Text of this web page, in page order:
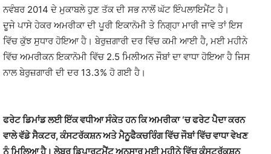
ਨਵੰਬਰ 2014 ਦੇ ਮੁਕਾਬਲੇ ਹੁਣ ਤੱਕ ਦੀ ਸਭ ਨਾਲੋਂ ਘੱਟ ਇੰਪਲਾਇਮੈਂਟ ਹੈ।
ਦੂਜੇ ਪਾਸੇ ਹੇਕਰ ਅਮਰੀਕਾ ਦੀ ਪੂਰੀ ਇਕਾਨੋਮੀ ਤੇ ਨਿਗ੍ਹਾ ਮਾਰੀ ਜਾਵੇ ਤਾਂ ਇਸ
ਵਿੱਚ ਕੁੱਝ ਸੁਧਾਰ ਹੋਇਆ ਹੈ। ਬੇਰੁਜ਼ਗਾਰੀ ਦਰ ਵਿੱਚ ਕਮੀ ਆਈ ਹੈ, ਮਈ ਮਹੀਨੇ
ਵਿੱਚ ਅਮਰੀਕਨ ਇਕਾਨੋਮੀ ਵਿੱਚ 2.5 ਮਿਲੀਅਨ ਜੌਬਾਂ ਦਾ ਵਾਧਾ ਹੋਇਆ ਹੈ ਜਿਸ
ਨਾਲ ਬੇਰੁਜ਼ਗਾਰੀ ਦੀ ਦਰ 13.3% ਹੋ ਗਈ ਹੈ।
ਫਰੇਟ ਡਿਮਾਂਡ ਲਈ ਇੱਕ ਵਧੀਆ ਸੰਕੇਤ ਹਨ ਕਿ ਅਮਰੀਕਾ ‘ਚ ਫਰੇਟ ਪੈਦਾ ਕਰਨ
ਵਾਲੇ ਵੱਡੇ ਸੈਕਟਰ, ਕੰਸਟਰੱਕਸ਼ਨ ਅਤੇ ਮੈਨੂਫੈਕਚਰਿੰਗ ਵਿੱਚ ਜੌਬਾਂ ਵਿੱਚ ਵਾਧਾ ਵੇਖਣ
ਨੂੰ ਮਿਲਿਆ ਹੈ। ਲੇਬਰ ਡਿਪਾਰਟਮੈਂਟ ਅਨੁਸਾਰ ਮਈ ਮਹੀਨੇ ਵਿੱਚ ਕੰਸਟਰੱਕਸ਼ਨ